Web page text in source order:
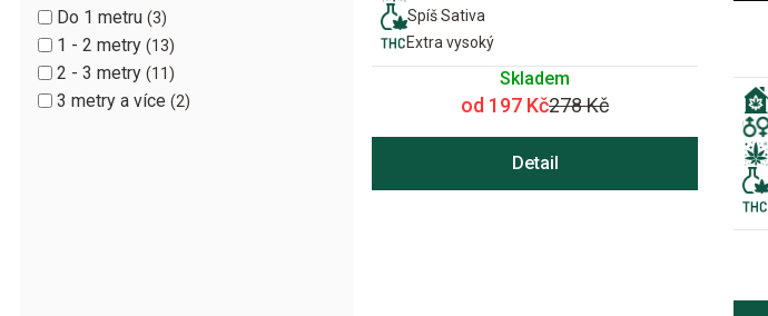
Do 1 metru 3
1 - 2 metry 13
2 - 3 metry 11
3 metry a více 2
Spíš Sativa
Extra vysoký
Skladem
od 197 Kč278 Kč
Detail